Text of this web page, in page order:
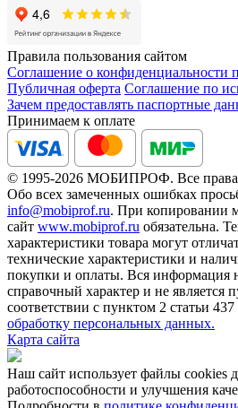
Правила пользования сайтом
Соглашение о конфиденциальности
Публичная оферта Соглашение по
Зачем предоставлять паспортные
Принимаем к оплате
© 1995-2026 МОБИПРОФ. Все
Обо всех замеченных ошибках
info@mobiprof.ru. При копировании
сайт www.mobiprof.ru обязательна.
характеристики товара могут
технические характеристики и
покупки и оплаты. Вся информация
справочный характер и не является
соответствии с пунктом 2 статьи
обработку персональных данных.
Карта сайта
Наш сайт использует файлы cookies
работоспособности и улучшения